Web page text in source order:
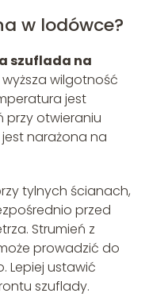
w lodówce?
szuflada na
wilgotność
jest
przy otwieraniu
narażona na
tylnych ścianach,
przed
Strumień z
prowadzić do
Lepiej ustawić
szuflady.